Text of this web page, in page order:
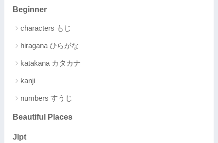
Beginner
characters もじ
hiragana ひらがな
katakana カタカナ
kanji
numbers すうじ
Beautiful Places
Jlpt